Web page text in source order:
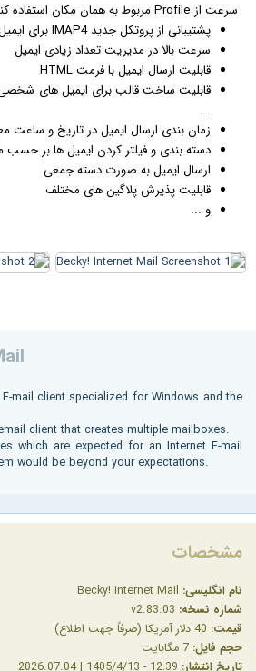
سرعت از Profile مربوط به همان مکان استفاده کنید.
پشتیبانی از پروتکل جدید IMAP4 برای
سرعت بالا در مدیریت تعداد زیادی ایمیل
قابلیت ارسال ایمیل با فرمت HTML
قابلیت ساخت قالب برای ایمیل های شخصی،
...
زمان بندی ارسال ایمیل در تاریخ و ساعت
دسته بندی و فیلتر کردن ایمیل ها بر حسب
ارسال ایمیل به صورت دسته جمعی
قابلیت پذیرش پلاگین های مختلف
و ...
mail client specialized for Windows and the
client that creates multiple mailboxes.
which are expected for an Internet E-mail
would be beyond your expectations.
مشخصات
نام انگلیسی:
شماره نسخه:
قیمت:
حجم فایل:
تاریخ انتشار: